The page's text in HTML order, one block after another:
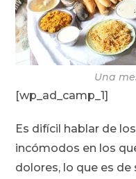
Una
[wp_ad_camp_1]
Es difícil hablar de
incómodos en los
dolores, lo que es